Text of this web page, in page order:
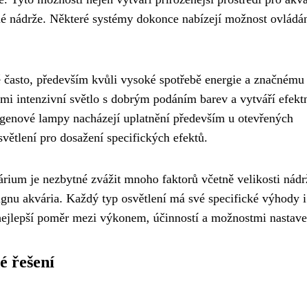
Některé systémy dokonce nabízejí možnost
především kvůli vysoké spotřebě energie a značnému
intenzivní světlo s dobrým podáním barev a vytváří
lampy nacházejí uplatnění především u otevřených
pro dosažení specifických efektů.
je nezbytné zvážit mnoho faktorů včetně velikosti
akvária. Každý typ osvětlení má své specifické výhody i
poměr mezi výkonem, účinností a možnostmi
řešení